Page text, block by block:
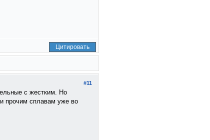
Цитировать
#11
с жестким. Но
прочим сплавам уже во